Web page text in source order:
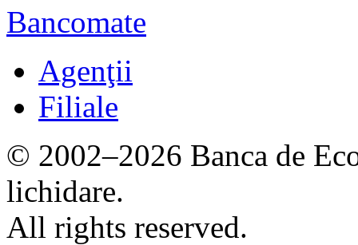
Bancomate
Agenţii
Filiale
© 2002–2026 Banca de
lichidare.
All rights reserved.